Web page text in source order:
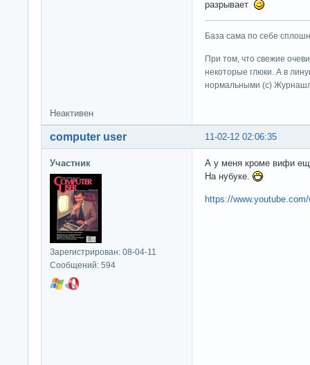
разрывает
База сама по себе
При том, что свежие
некоторые глюки. А в
нормальными (c)
Неактивен
11-02-12 02:06:35
computer user
Участник
Зарегистрирован: 08-04-11
Сообщений: 594
А у меня кроме вифи
На нубуке.
https://